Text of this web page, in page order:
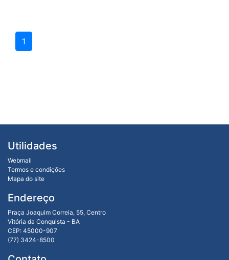
1
Utilidades
Webmail
Termos e condições
Mapa do site
Endereço
Praça Joaquim Correia, 55, Centro
Vitória da Conquista - BA
CEP: 45000-907
(77) 3424-8500